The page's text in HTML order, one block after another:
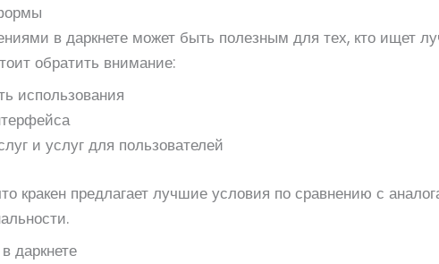
в даркнете может быть полезным для тех, кто ищет
обратить внимание:
использования
и услуг для пользователей
кракен предлагает лучшие условия по сравнению с
даркнете